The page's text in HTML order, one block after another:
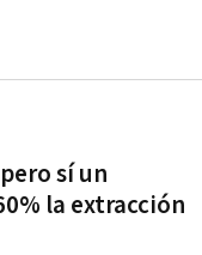
sí un
la extracción